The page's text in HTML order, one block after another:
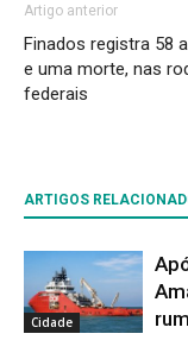
Artigo anterior
Finados registra 58
e uma morte, nas
federais
ARTIGOS
Cidade